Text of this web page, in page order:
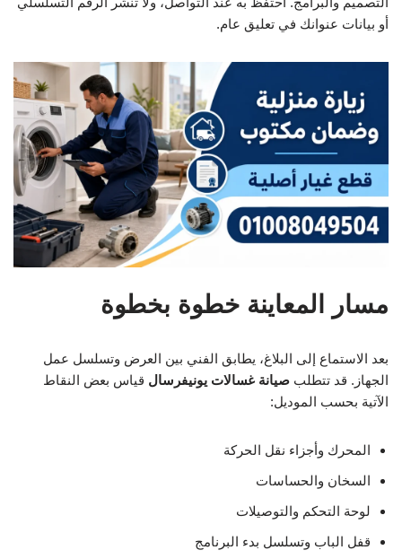
أو بيانات عنوانك في تعليق عام.
مسار المعاينة خطوة بخطوة
بعد الاستماع إلى البلاغ، يطابق الفني بين العرض وتسلسل عمل
الجهاز. قد تتطلب صيانة غسالات يونيفرسال قياس بعض النقاط
الآتية بحسب الموديل:
المحرك وأجزاء نقل الحركة
السخان والحساسات
لوحة التحكم والتوصيلات
قفل الباب وتسلسل بدء البرنامج